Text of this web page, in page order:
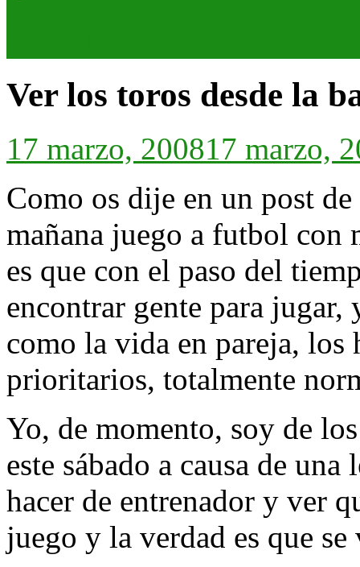
Ver los toros desde la
17 marzo, 200817 marzo,
Como os dije en un post
mañana juego a futbol con
es que con el paso del
encontrar gente para jugar,
como la vida en pareja,
prioritarios, totalmente
Yo, de momento, soy de
este sábado a causa de
hacer de entrenador y ver
juego y la verdad es que